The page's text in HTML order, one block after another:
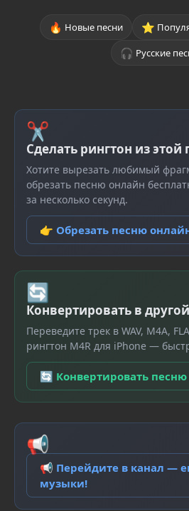
🔥 Новые песни ⭐
🎧 Русские
✂
Сделать рингтон из этой
Хотите вырезать любимый
обрезать песню онлайн
за несколько секунд.
👉 Обрезать песню
🔄
Конвертировать в
Переведите трек в WAV, M4A,
рингтон M4R для iPhone —
🔄 Конвертировать
📢
📢 Перейдите в канал —
музыки!